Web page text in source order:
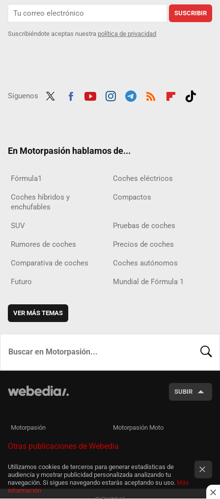
SUSCRIBIR
Suscribiéndote aceptas nuestra política de privacidad
Síguenos
En Motorpasión hablamos de...
Fórmula1 Coches eléctricos
Coches híbridos y
enchufables
Compactos
SUV Pruebas de coches
Rumores de coches Precios de coches
Comparativa de coches Coches autónomos
Futuro Mundial de Fórmula 1
VER MÁS TEMAS
SUBIR
Motorpasión Motorpasión Moto
Otras publicaciones de Webedia
Utilizamos cookies de terceros para generar estadísticas de
audiencia y mostrar publicidad personalizada analizando tu
navegación. Si sigues navegando estarás aceptando su uso. Más
información